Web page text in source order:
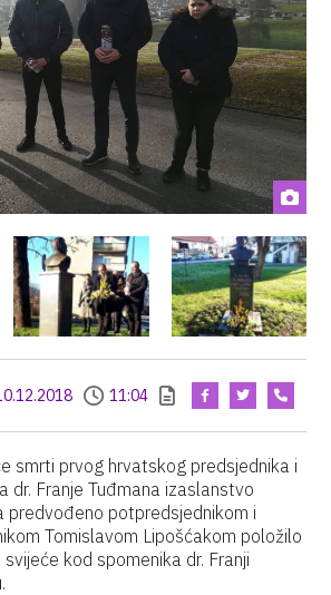
11:04
smrti prvog hrvatskog predsjednika i
dr. Franje Tuđmana izaslanstvo
predvođeno potpredsjednikom i
Tomislavom Lipošćakom položilo
kod spomenika dr. Franji